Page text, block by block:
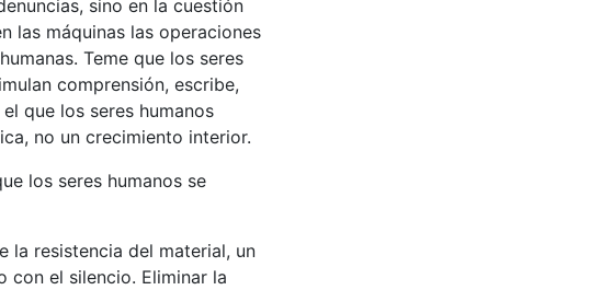
sino en la cuestión
las máquinas las operaciones
Teme que los seres
comprensión, escribe,
que los seres humanos
no un crecimiento interior.
los seres humanos se
la resistencia del material, un
con el silencio. Eliminar la